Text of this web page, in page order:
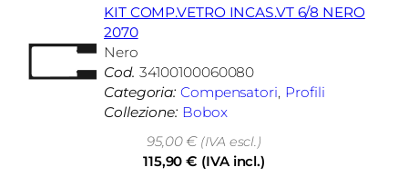
KIT COMP.VETRO INCAS.VT 6/8 NERO
2070
Cod. 34100100060080
Nero
Categoria: Compensatori, Profili
Collezione: Bobox
95,00€(IVA escl.)
115,90€ (IVA incl.)